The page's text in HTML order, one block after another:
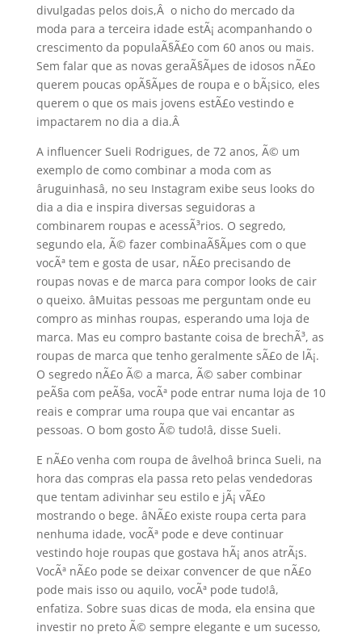
divulgadas pelos dois,Â o nicho do mercado da
moda para a terceira idade estÃ¡ acompanhando o
crescimento da populaÃ§Ã£o com 60 anos ou mais.
Sem falar que as novas geraÃ§Ãµes de idosos nÃ£o
querem poucas opÃ§Ãµes de roupa e o bÃ¡sico, eles
querem o que os mais jovens estÃ£o vestindo e
impactarem no dia a dia.Â
A influencer Sueli Rodrigues, de 72 anos, Ã© um
exemplo de como combinar a moda com as
âruguinhasâ, no seu Instagram exibe seus looks do
dia a dia e inspira diversas seguidoras a
combinarem roupas e acessÃ³rios. O segredo,
segundo ela, Ã© fazer combinaÃ§Ãµes com o que
vocÃª tem e gosta de usar, nÃ£o precisando de
roupas novas e de marca para compor looks de cair
o queixo. âMuitas pessoas me perguntam onde eu
compro as minhas roupas, esperando uma loja de
marca. Mas eu compro bastante coisa de brechÃ³, as
roupas de marca que tenho geralmente sÃ£o de lÃ¡.
O segredo nÃ£o Ã© a marca, Ã© saber combinar
peÃ§a com peÃ§a, vocÃª pode entrar numa loja de 10
reais e comprar uma roupa que vai encantar as
pessoas. O bom gosto Ã© tudo!â, disse Sueli.
E nÃ£o venha com roupa de âvelhoâ brinca Sueli, na
hora das compras ela passa reto pelas vendedoras
que tentam adivinhar seu estilo e jÃ¡ vÃ£o
mostrando o bege. âNÃ£o existe roupa certa para
nenhuma idade, vocÃª pode e deve continuar
vestindo hoje roupas que gostava hÃ¡ anos atrÃ¡s.
VocÃª nÃ£o pode se deixar convencer de que nÃ£o
pode mais isso ou aquilo, vocÃª pode tudo!â,
enfatiza. Sobre suas dicas de moda, ela ensina que
investir no preto Ã© sempre elegante e um sucesso,